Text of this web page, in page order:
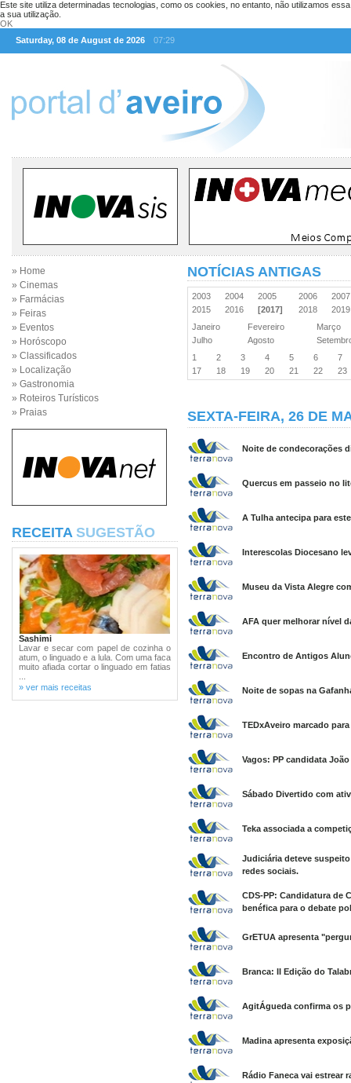
Este site utiliza determinadas tecnologias, como os cookies, no entanto, não utilizamos
a sua utilização.
OK
Saturday, 08 de August de 2026
07:29
» Home
» Cinemas
» Farmácias
» Feiras
» Eventos
» Horóscopo
» Classificados
» Localização
» Gastronomia
» Roteiros Turísticos
» Praias
RECEITA SUGESTÃO
Sashimi
Lavar e secar com papel de cozinha o
atum, o linguado e a lula. Com uma faca
muito afiada cortar o linguado em fatias
» ver mais receitas
NOTÍCIAS ANTIGAS
2003 2004 2005 2006
2015
2016 [2017] 2018
Janeiro
Fevereiro
Março
Julho
Agosto
1
2 3 4 5 6
7
17
18 19 20 21 22 23
SEXTA-FEIRA, 26 DE
Noite de condecorações
Quercus em passeio no
A Tulha antecipa para
Interescolas Diocesano
Museu da Vista Alegre
AFA quer melhorar nível
Encontro de Antigos
Noite de sopas na
TEDxAveiro marcado
Vagos: PP candidata
Sábado Divertido com
Teka associada a
Judiciária deteve
redes sociais.
CDS-PP: Candidatura de
benéfica para o debate
GrETUA apresenta
Branca: II Edição do
AgitÁgueda confirma os
Madina apresenta
Rádio Faneca vai estrear